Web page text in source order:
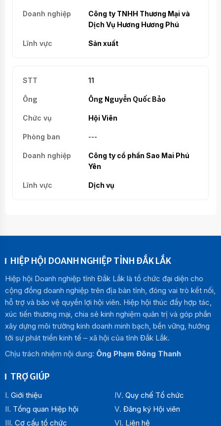
Công ty TNHH Thương Mại và
Dịch Vụ Hương Hương Phú
Sản xuất
11
Ông Nguyễn Quốc Bảo
Hội Viên
---
Công ty cổ phần Sao Mai Phú
Yên
Dịch vụ
HIỆP HỘI DOANH NGHIỆP TỈNH ĐẮK LẮK
Hiệp hội Doanh nghiệp tỉnh Đắk Lắk là tổ chức đại diện cho
cộng đồng doanh nghiệp trên địa bàn tỉnh, đóng vai trò kết nối,
hỗ trợ và bảo vệ quyền lợi hội viên. Hiệp hội thúc đẩy hợp tác,
xúc tiến thương mại, chia sẻ kinh nghiệm quản trị và góp phần
xây dựng môi trường kinh doanh minh bạch, bền vững, hướng
tới sự phát triển kinh tế – xã hội của tỉnh Đắk Lắk.
Chịu trách nhiệm nội dung: Ông Phạm Đông Thanh
TRỢ GIÚP
Giới thiệu
Tổng quan Hiệp hội
Cơ cấu tổ chức
Quy chế Tổ chức
Đăng ký Hội viên
Liên hệ